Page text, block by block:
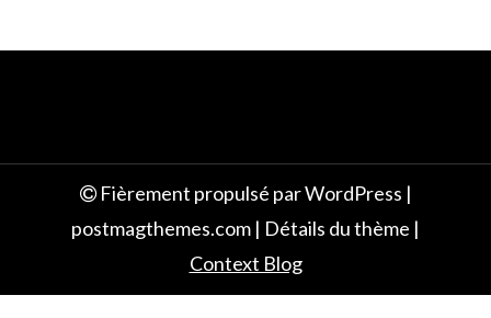
Fièrement propulsé par WordPress |
postmagthemes.com | Détails du thème |
Context Blog